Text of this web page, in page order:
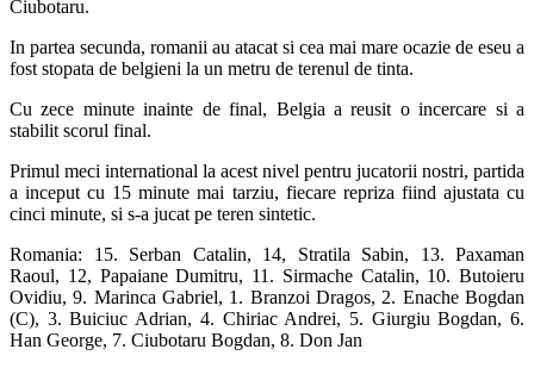
Ciubotaru.
In partea secunda, romanii au atacat si cea mai mare ocazie de eseu a
fost stopata de belgieni la un metru de terenul de tinta.
Cu zece minute inainte de final, Belgia a reusit o incercare si a
stabilit scorul final.
Primul meci international la acest nivel pentru jucatorii nostri, partida
a inceput cu 15 minute mai tarziu, fiecare repriza fiind ajustata cu
cinci minute, si s-a jucat pe teren sintetic.
Romania: 15. Serban Catalin, 14, Stratila Sabin, 13. Paxaman
Raoul, 12, Papaiane Dumitru, 11. Sirmache Catalin, 10. Butoieru
Ovidiu, 9. Marinca Gabriel, 1. Branzoi Dragos, 2. Enache Bogdan
(C), 3. Buiciuc Adrian, 4. Chiriac Andrei, 5. Giurgiu Bogdan, 6.
Han George, 7. Ciubotaru Bogdan, 8. Don Jan